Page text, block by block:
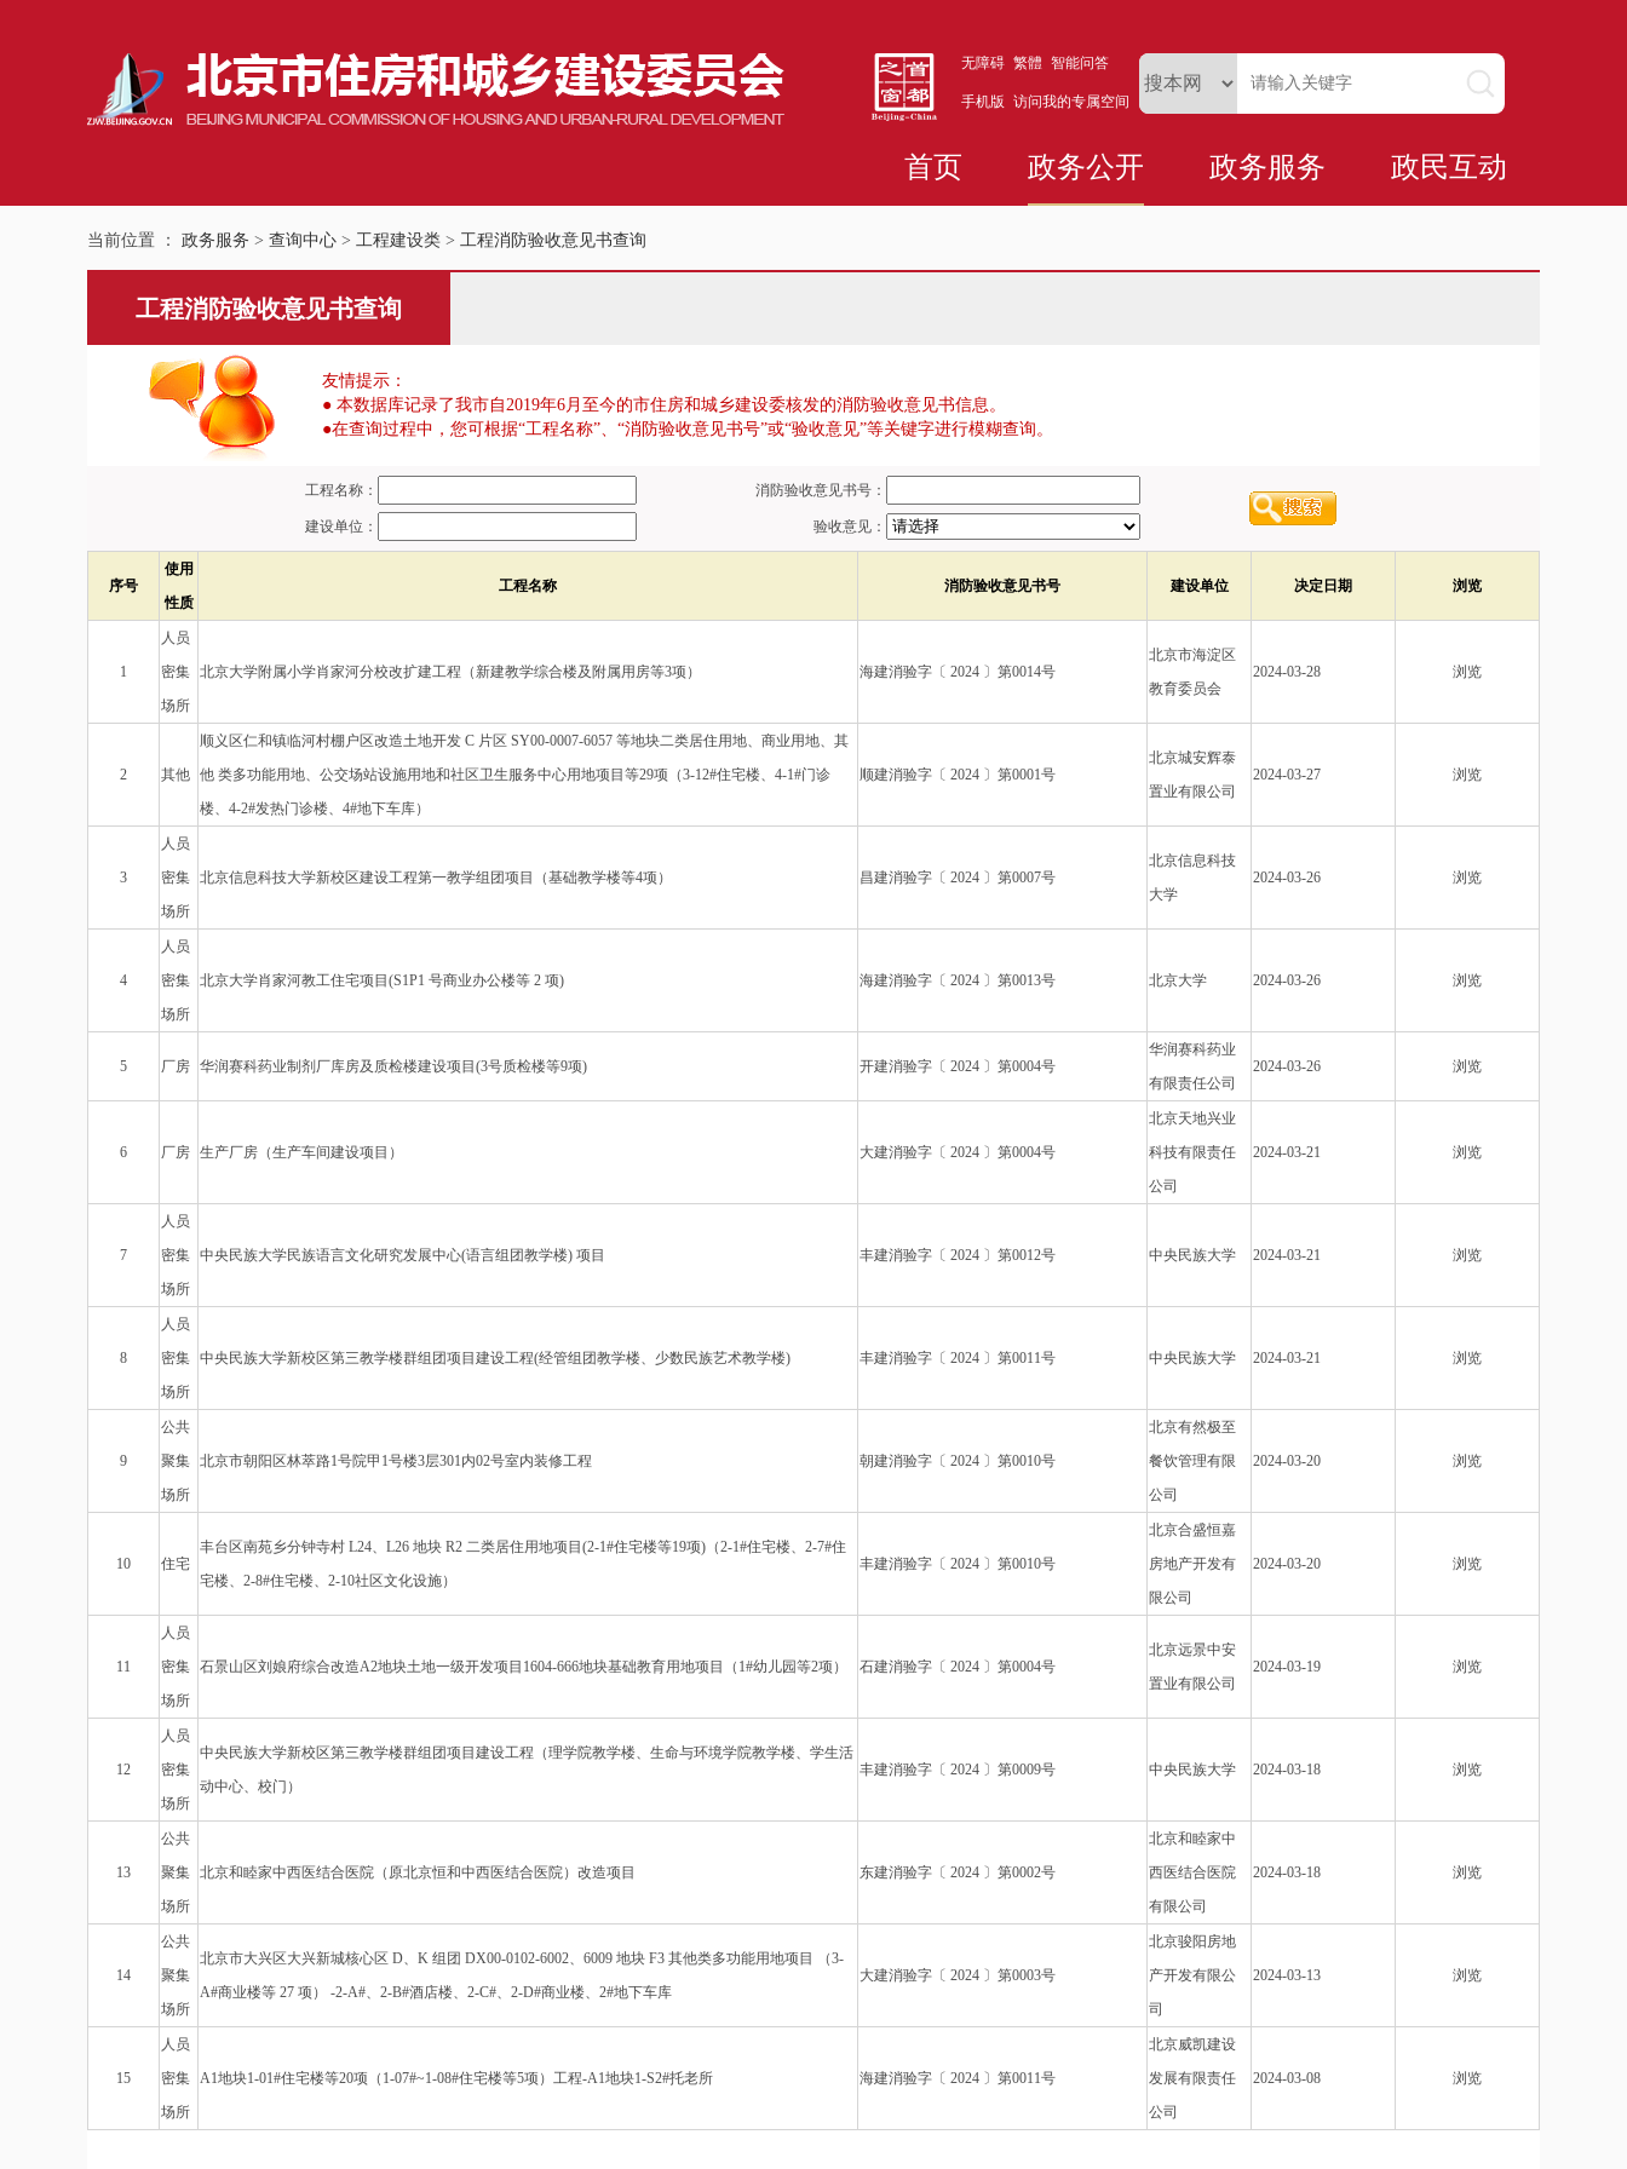
无障碍 繁體 智能问答
手机版 访问我的专属空间
首页 政务公开 政务服务 政民互动
当前位置 ： 政务服务 > 查询中心 > 工程建设类 > 工程消防验收意见书查询
工程消防验收意见书查询
友情提示：
● 本数据库记录了我市自2019年6月至今的市住房和城乡建设委核发的消防验收意见书信息。
●在查询过程中，您可根据“工程名称”、“消防验收意见书号”或“验收意见”等关键字进行模糊查询。
工程名称： 消防验收意见书号：
建设单位： 验收意见：
序号
使用
性质
工程名称 消防验收意见书号 建设单位 决定日期 浏览
1
人员
密集
场所
北京大学附属小学肖家河分校改扩建工程（新建教学综合楼及附属用房等3项） 海建消验字〔 2024 〕第0014号
北京市海淀区
教育委员会
2024-03-28 浏览
2 其他
顺义区仁和镇临河村棚户区改造土地开发 C 片区 SY00-0007-6057 等地块二类居住用地、商业用地、其
他 类多功能用地、公交场站设施用地和社区卫生服务中心用地项目等29项（3-12#住宅楼、4-1#门诊
楼、4-2#发热门诊楼、4#地下车库）
顺建消验字〔 2024 〕第0001号
北京城安辉泰
置业有限公司
2024-03-27 浏览
3
人员
密集
场所
北京信息科技大学新校区建设工程第一教学组团项目（基础教学楼等4项） 昌建消验字〔 2024 〕第0007号
北京信息科技
大学
2024-03-26 浏览
4
人员
密集
场所
北京大学肖家河教工住宅项目(S1P1 号商业办公楼等 2 项) 海建消验字〔 2024 〕第0013号 北京大学 2024-03-26 浏览
5 厂房 华润赛科药业制剂厂库房及质检楼建设项目(3号质检楼等9项) 开建消验字〔 2024 〕第0004号
华润赛科药业
有限责任公司
2024-03-26 浏览
6 厂房 生产厂房（生产车间建设项目） 大建消验字〔 2024 〕第0004号
北京天地兴业
科技有限责任
公司
2024-03-21 浏览
7
人员
密集
场所
中央民族大学民族语言文化研究发展中心(语言组团教学楼) 项目 丰建消验字〔 2024 〕第0012号 中央民族大学 2024-03-21 浏览
8
人员
密集
场所
中央民族大学新校区第三教学楼群组团项目建设工程(经管组团教学楼、少数民族艺术教学楼) 丰建消验字〔 2024 〕第0011号 中央民族大学 2024-03-21 浏览
9
公共
聚集
场所
北京市朝阳区林萃路1号院甲1号楼3层301内02号室内装修工程 朝建消验字〔 2024 〕第0010号
北京有然极至
餐饮管理有限
公司
2024-03-20 浏览
10 住宅
丰台区南苑乡分钟寺村 L24、L26 地块 R2 二类居住用地项目(2-1#住宅楼等19项)（2-1#住宅楼、2-7#住
宅楼、2-8#住宅楼、2-10社区文化设施）
丰建消验字〔 2024 〕第0010号
北京合盛恒嘉
房地产开发有
限公司
2024-03-20 浏览
11
人员
密集
场所
石景山区刘娘府综合改造A2地块土地一级开发项目1604-666地块基础教育用地项目（1#幼儿园等2项） 石建消验字〔 2024 〕第0004号
北京远景中安
置业有限公司
2024-03-19 浏览
12
人员
密集
场所
中央民族大学新校区第三教学楼群组团项目建设工程（理学院教学楼、生命与环境学院教学楼、学生活
动中心、校门）
丰建消验字〔 2024 〕第0009号 中央民族大学 2024-03-18 浏览
13
公共
聚集
场所
北京和睦家中西医结合医院（原北京恒和中西医结合医院）改造项目 东建消验字〔 2024 〕第0002号
北京和睦家中
西医结合医院
有限公司
2024-03-18 浏览
14
公共
聚集
场所
北京市大兴区大兴新城核心区 D、K 组团 DX00-0102-6002、6009 地块 F3 其他类多功能用地项目 （3-
A#商业楼等 27 项） -2-A#、2-B#酒店楼、2-C#、2-D#商业楼、2#地下车库
大建消验字〔 2024 〕第0003号
北京骏阳房地
产开发有限公
司
2024-03-13 浏览
15
人员
密集
场所
A1地块1-01#住宅楼等20项（1-07#~1-08#住宅楼等5项）工程-A1地块1-S2#托老所 海建消验字〔 2024 〕第0011号
北京威凯建设
发展有限责任
公司
2024-03-08 浏览